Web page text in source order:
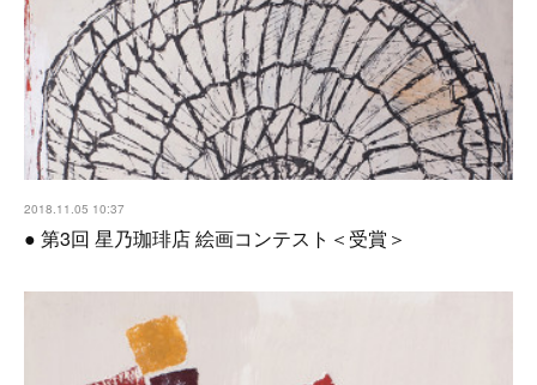
2018.11.05 10:37
● 第3回 星乃珈琲店 絵画コンテスト＜受賞＞